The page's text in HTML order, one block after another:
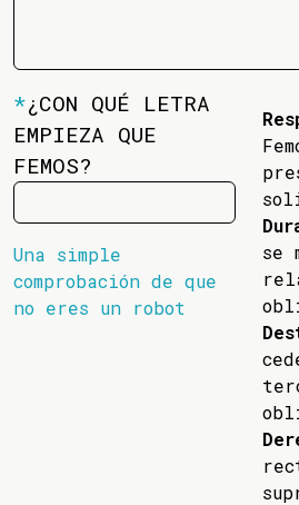
*¿CON QUÉ LETRA
EMPIEZA QUE
FEMOS?
Una simple
comprobación de que
no eres un robot
se